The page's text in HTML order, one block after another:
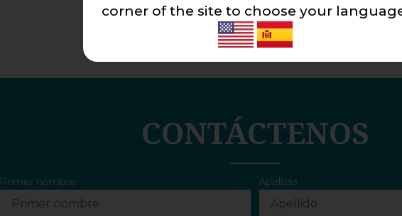
The roller coaster
En colaboración
Daily Journal | 24
CONTÁCTENOS
Primer nombre Apellido
corner of the site to choose your